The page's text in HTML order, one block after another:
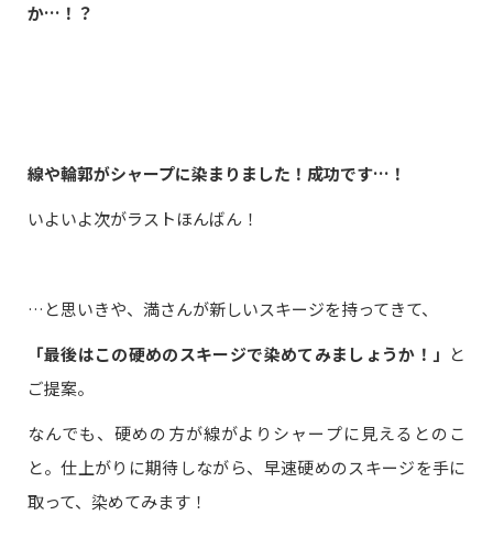
か…！？
線や輪郭がシャープに染まりました！成功です…！
いよいよ次がラストほんばん！
…と思いきや、満さんが新しいスキージを持ってきて、
「最後はこの硬めのスキージで染めてみましょうか！」 と
ご提案。
なんでも、硬めの方が線がよりシャープに見えるとのこ
と。仕上がりに期待しながら、早速硬めのスキージを手に
取って、染めてみます！